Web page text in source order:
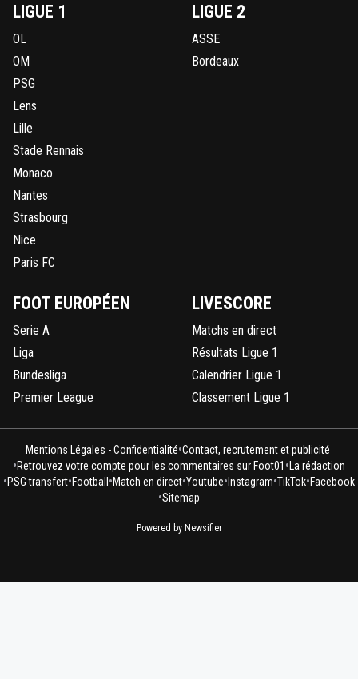
LIGUE 1
OL
OM
PSG
Lens
Lille
Stade Rennais
Monaco
Nantes
Strasbourg
Nice
Paris FC
LIGUE 2
ASSE
Bordeaux
FOOT EUROPÉEN
Serie A
Liga
Bundesliga
Premier League
LIVESCORE
Matchs en direct
Résultats Ligue 1
Calendrier Ligue 1
Classement Ligue 1
Mentions Légales - Confidentialité•Contact, recrutement et publicité
•Retrouvez votre compte pour les commentaires sur Foot01 • La rédaction
•PSG transfert•Football •Match en direct•Youtube• Instagram•TikTok•Facebook
•Sitemap
Powered by Newsifier